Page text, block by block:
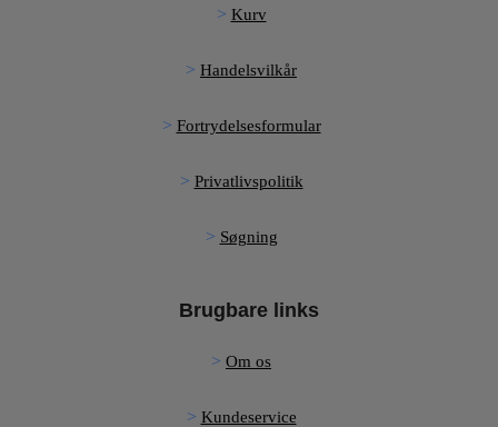
Kurv
Handelsvilkår
Fortrydelsesformular
Privatlivspolitik
Søgning
Brugbare links
Om os
Kundeservice